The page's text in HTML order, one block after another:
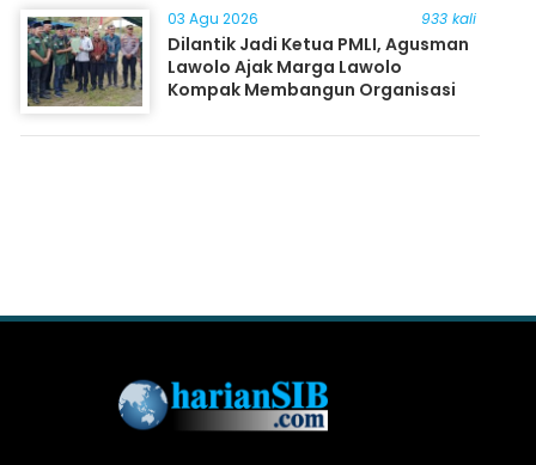
03 Agu 2026 933 kali
Dilantik Jadi Ketua PMLI, Agusman
Lawolo Ajak Marga Lawolo
Kompak Membangun Organisasi